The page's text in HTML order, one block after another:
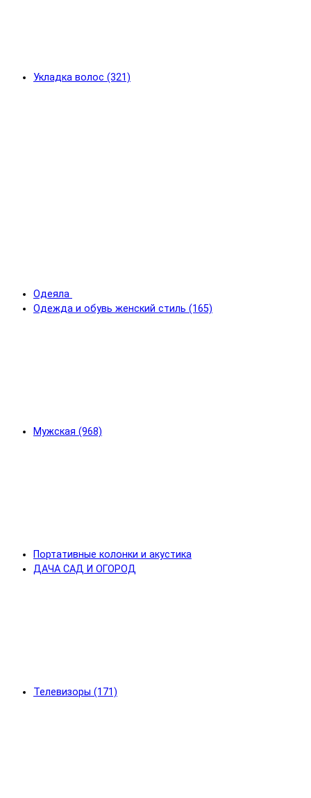
Укладка волос (321)
Одеяла
Одежда и обувь женский стиль (165)
Мужская (968)
Портативные колонки и акустика
ДАЧА САД И ОГОРОД
Телевизоры (171)